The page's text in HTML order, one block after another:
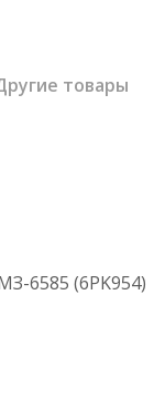
товары
6585 (6PK954)